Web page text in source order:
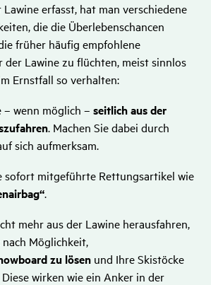
erfasst, hat man verschiedene
die die Überlebenschancen
früher häufig empfohlene
der Lawine zu flüchten, meist sinnlos
Ernstfall so verhalten:
– wenn möglich – seitlich aus der
. Machen Sie dabei durch
sich aufmerksam.
sofort mitgeführte Rettungsartikel wie
.
mehr aus der Lawine herausfahren,
Möglichkeit,
zu lösen und Ihre Skistöcke
wirken wie ein Anker in der